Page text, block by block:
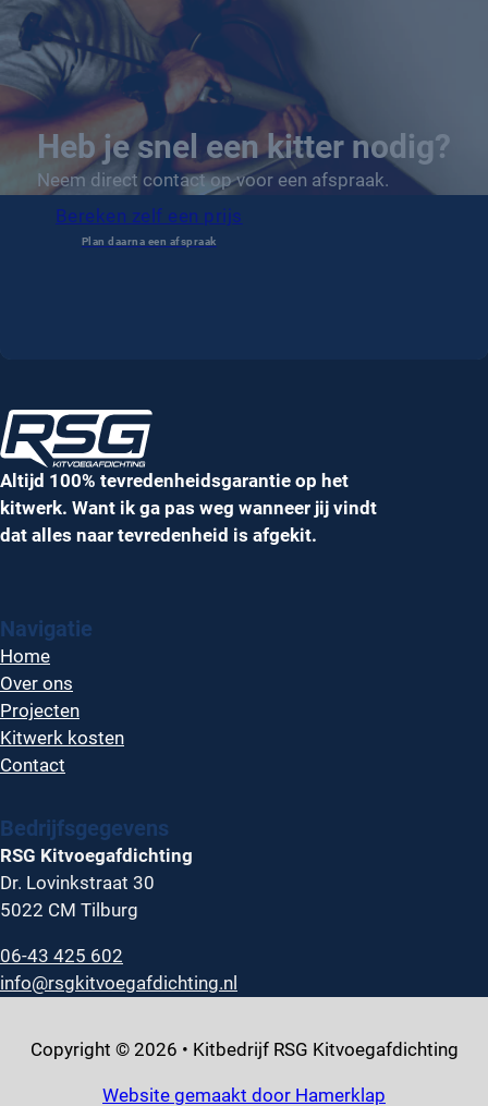
Heb je snel een kitter nodig?
Neem direct contact op voor een afspraak.
Bereken zelf een prijs
Altijd 100% tevredenheidsgarantie op het
kitwerk. Want ik ga pas weg wanneer jij vindt
dat alles naar tevredenheid is afgekit.
Navigatie
Home
Over ons
Projecten
Kitwerk kosten
Contact
Bedrijfsgegevens
RSG Kitvoegafdichting
Dr. Lovinkstraat 30
5022 CM Tilburg
06-43 425 602
info@rsgkitvoegafdichting.nl
Copyright © 2026 • Kitbedrijf RSG Kitvoegafdichting
Website gemaakt door Hamerklap